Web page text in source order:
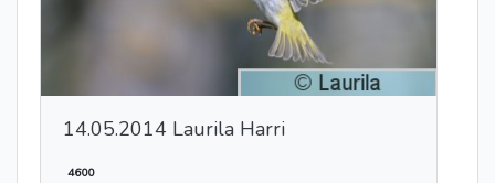
14.05.2014 Laurila Harri
4600